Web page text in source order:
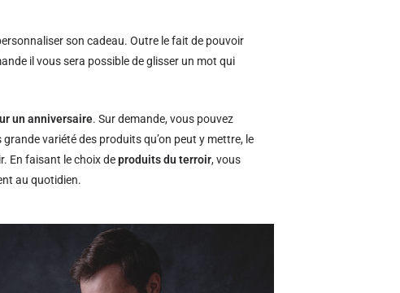
son cadeau. Outre le fait de pouvoir
il vous sera possible de glisser un mot qui
un anniversaire. Sur demande, vous pouvez
grande variété des produits qu’on peut y mettre, le
En faisant le choix deproduits du terroir, vous
au quotidien.